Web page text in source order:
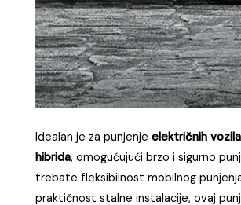
Idealan je za punjenjeelektričnih
hibrida, omogućujući brzo i sigurno
trebate fleksibilnost mobilnog
praktičnost stalne instalacije, ovaj